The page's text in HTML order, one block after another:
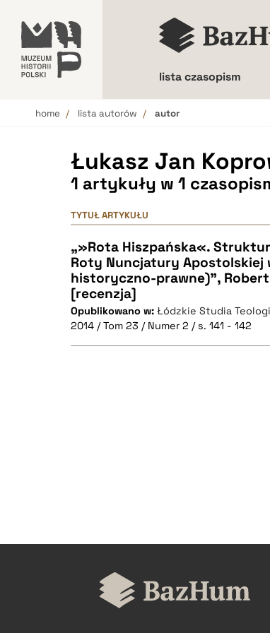
lista czasopism
home lista autorów autor
Łukasz Jan
1 artykuły w 1
TYTUŁ ARTYKUŁU
„»Rota Hiszpańska«.
Roty Nuncjatury Apostolskiej
historyczno-prawne)”, Robert
[recenzja]
Opublikowano w: Łódzkie Studia
2014 / Tom 23 / Numer 2 / s. 141 - 142